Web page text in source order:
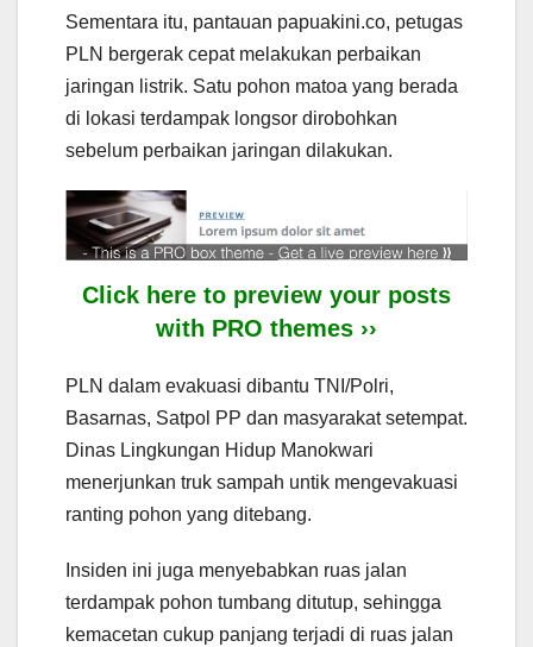
Sementara itu, pantauan papuakini.co, petugas
PLN bergerak cepat melakukan perbaikan
jaringan listrik. Satu pohon matoa yang berada
di lokasi terdampak longsor dirobohkan
sebelum perbaikan jaringan dilakukan.
Click here to preview your posts
with PRO themes ››
PLN dalam evakuasi dibantu TNI/Polri,
Basarnas, Satpol PP dan masyarakat setempat.
Dinas Lingkungan Hidup Manokwari
menerjunkan truk sampah untik mengevakuasi
ranting pohon yang ditebang.
Insiden ini juga menyebabkan ruas jalan
terdampak pohon tumbang ditutup, sehingga
kemacetan cukup panjang terjadi di ruas jalan